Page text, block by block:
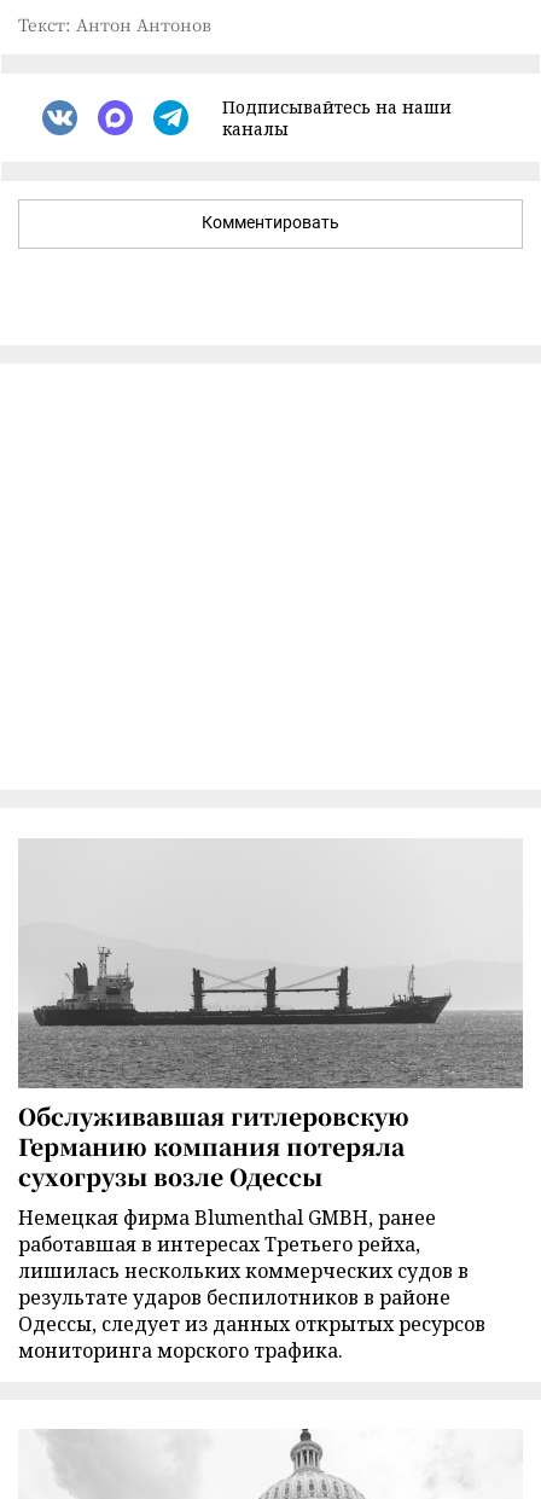
Текст: Антон Антонов
Подписывайтесь на наши
каналы
Комментировать
Обслуживавшая гитлеровскую
Германию компания потеряла
сухогрузы возле Одессы
Немецкая фирма Blumenthal GMBH, ранее
работавшая в интересах Третьего рейха,
лишилась нескольких коммерческих судов в
результате ударов беспилотников в районе
Одессы, следует из данных открытых ресурсов
мониторинга морского трафика.